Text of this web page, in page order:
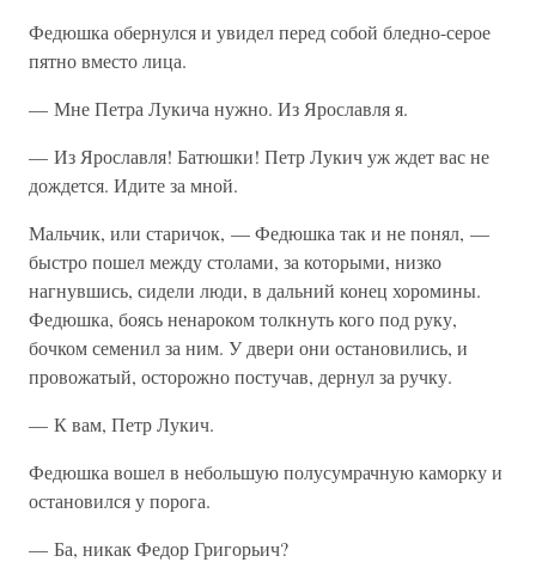
Федюшка обернулся и увидел перед собой бледно-серое
пятно вместо лица.
— Мне Петра Лукича нужно. Из Ярославля я.
— Из Ярославля! Батюшки! Петр Лукич уж ждет вас не
дождется. Идите за мной.
Мальчик, или старичок, — Федюшка так и не понял, —
быстро пошел между столами, за которыми, низко
нагнувшись, сидели люди, в дальний конец хоромины.
Федюшка, боясь ненароком толкнуть кого под руку,
бочком семенил за ним. У двери они остановились, и
провожатый, осторожно постучав, дернул за ручку.
— К вам, Петр Лукич.
Федюшка вошел в небольшую полусумрачную каморку и
остановился у порога.
— Ба, никак Федор Григорьич?